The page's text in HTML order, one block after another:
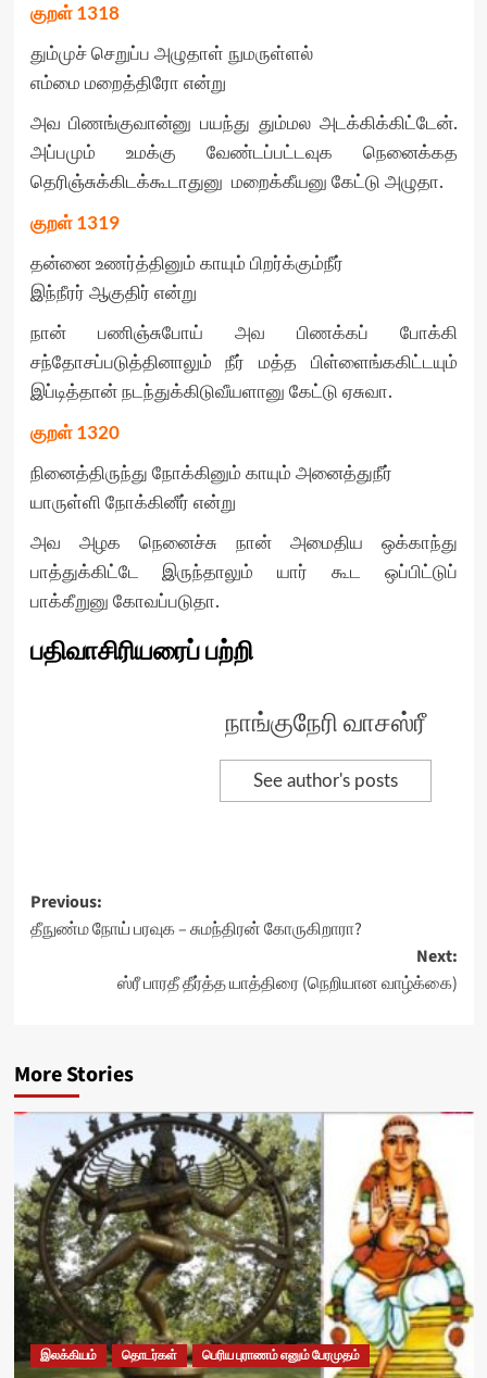
குறள்1318
தும்முச் செறுப்ப அழுதாள் நுமருள்ளல்
எம்மை மறைத்திரோ என்று
அவ பிணங்குவான்னு பயந்து தும்மல அடக்கிக்கிட்டேன்.
அப்பமும் உமக்கு வேண்டப்பட்டவுக நெனைக்கத
தெரிஞ்சுக்கிடக்கூடாதுனு மறைக்கீயனு கேட்டு அழுதா.
குறள்1319
தன்னை உணர்த்தினும் காயும் பிறர்க்கும்நீர்
இந்நீரர் ஆகுதிர் என்று
நான் பணிஞ்சுபோய் அவ பிணக்கப் போக்கி
சந்தோசப்படுத்தினாலும் நீர் மத்த பிள்ளைங்ககிட்டயும்
இப்டித்தான் நடந்துக்கிடுவீயளானு கேட்டு ஏசுவா.
குறள்1320
நினைத்திருந்து நோக்கினும் காயும் அனைத்துநீர்
யாருள்ளி நோக்கினீர் என்று
அவ அழக நெனைச்சு நான் அமைதிய ஒக்காந்து
பாத்துக்கிட்டே இருந்தாலும் யார் கூட ஒப்பிட்டுப்
பாக்கீறுனு கோவப்படுதா.
பதிவாசிரியரைப் பற்றி
நாங்குநேரி வாசஸ்ரீ
See author's posts
Post
navigation
Previous:
தீநுண்ம நோய் பரவுக – சுமந்திரன் கோருகிறாரா?
Next:
ஸ்ரீ பாரதீ தீர்த்த யாத்திரை (நெறியான வாழ்க்கை)
More Stories
இலக்கியம் தொடர்கள் பெரிய புராணம் எனும் பேரமுதம்